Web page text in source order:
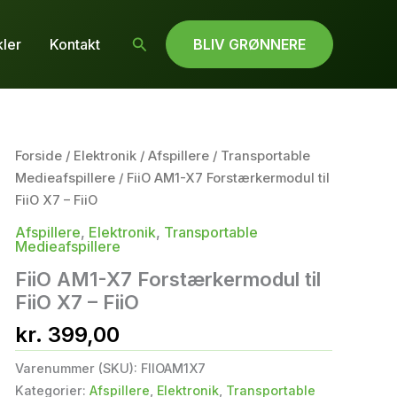
Kontakt Søg BLIV GRØNNERE
Forside/ Elektronik/ Afspillere/ Transportable
Medieafspillere/ FiiO AM1-X7 Forstærkermodul til
FiiO X7 – FiiO
Afspillere, Elektronik, Transportable
Medieafspillere
FiiO AM1-X7 Forstærkermodul til
FiiO X7 – FiiO
kr. 399,00
Varenummer (SKU): FIIOAM1X7
Kategorier: Afspillere Elektronik, Transportable